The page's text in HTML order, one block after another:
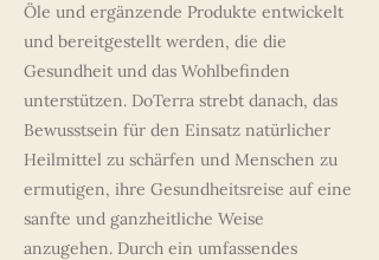
Öle und ergänzende Produkte entwickelt
und bereitgestellt werden, die die
Gesundheit und das Wohlbefinden
unterstützen. DoTerra strebt danach, das
Bewusstsein für den Einsatz natürlicher
Heilmittel zu schärfen und Menschen zu
ermutigen, ihre Gesundheitsreise auf eine
sanfte und ganzheitliche Weise
anzugehen. Durch ein umfassendes